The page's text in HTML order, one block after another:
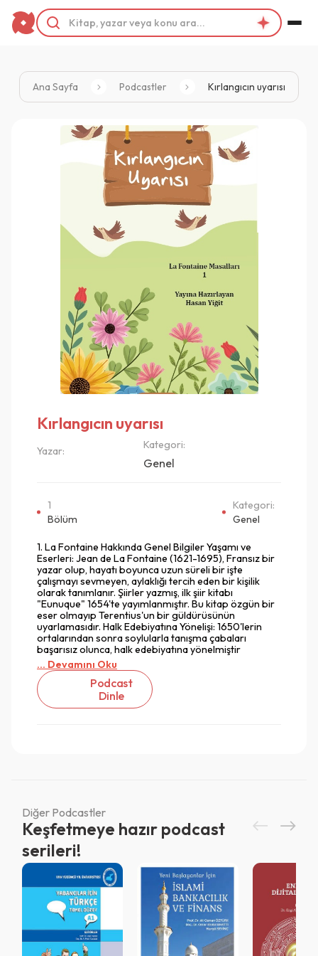
Ana Sayfa Podcastler Kırlangıcın uyarısı
Kırlangıcın uyarısı
Yazar: Kategori:
Genel
1
Bölüm
Kategori:
Genel
1. La Fontaine Hakkında Genel Bilgiler Yaşamı ve
Eserleri: Jean de La Fontaine (1621-1695), Fransız bir
yazar olup, hayatı boyunca uzun süreli bir işte
çalışmayı sevmeyen, aylaklığı tercih eden bir kişilik
olarak tanımlanır. Şiirler yazmış, ilk şiir kitabı
"Eunuque" 1654'te yayımlanmıştır. Bu kitap özgün bir
eser olmayıp Terentius'un bir güldürüsünün
uyarlamasıdır. Halk Edebiyatına Yönelişi: 1650'lerin
ortalarından sonra soylularla tanışma çabaları
başarısız olunca, halk edebiyatına yönelmiştir
... Devamını Oku
Podcast
Dinle
Diğer Podcastler
Keşfetmeye hazır podcast
serileri!
Giriş
Vazgeç
Vazgeç
QR Code taraması başarılı.
Sistemi kurumu ile kullanıyorsunuz.